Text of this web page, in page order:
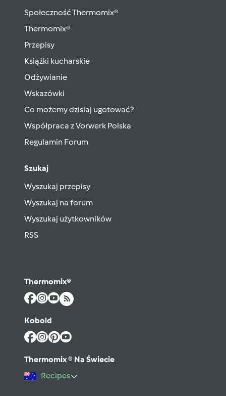
Społeczność Thermomix®
Thermomix®
Przepisy
Książki kucharskie
Odżywianie
Wskazówki
Co możemy dzisiaj ugotować?
Współpraca z Vorwerk Polska
Regulamin Forum
Szukaj
Wyszukaj przepisy
Wyszukaj na forum
Wyszukaj użytkowników
RSS
Thermomix®
Kobold
Thermomix ® Na Świecie
Recipes